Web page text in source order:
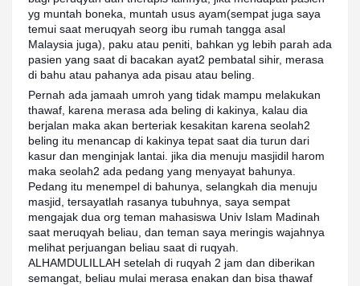
yg muntah boneka, muntah usus ayam(sempat juga saya
temui saat meruqyah seorg ibu rumah tangga asal
Malaysia juga), paku atau peniti, bahkan yg lebih parah ada
pasien yang saat di bacakan ayat2 pembatal sihir, merasa
di bahu atau pahanya ada pisau atau beling.
Pernah ada jamaah umroh yang tidak mampu melakukan
thawaf, karena merasa ada beling di kakinya, kalau dia
berjalan maka akan berteriak kesakitan karena seolah2
beling itu menancap di kakinya tepat saat dia turun dari
kasur dan menginjak lantai. jika dia menuju masjidil harom
maka seolah2 ada pedang yang menyayat bahunya.
Pedang itu menempel di bahunya, selangkah dia menuju
masjid, tersayatlah rasanya tubuhnya, saya sempat
mengajak dua org teman mahasiswa Univ Islam Madinah
saat meruqyah beliau, dan teman saya meringis wajahnya
melihat perjuangan beliau saat di ruqyah.
ALHAMDULILLAH setelah di ruqyah 2 jam dan diberikan
semangat, beliau mulai merasa enakan dan bisa thawaf